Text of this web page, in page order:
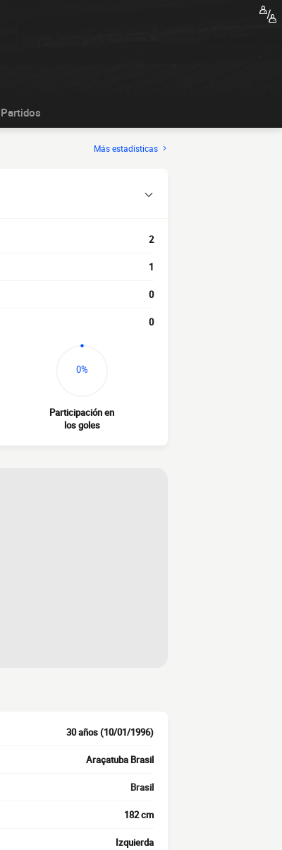
Partidos
Más estadísticas
2
1
0
0
0%
Participación en
los goles
30 años (10/01/1996)
Araçatuba Brasil
Brasil
182 cm
Izquierda